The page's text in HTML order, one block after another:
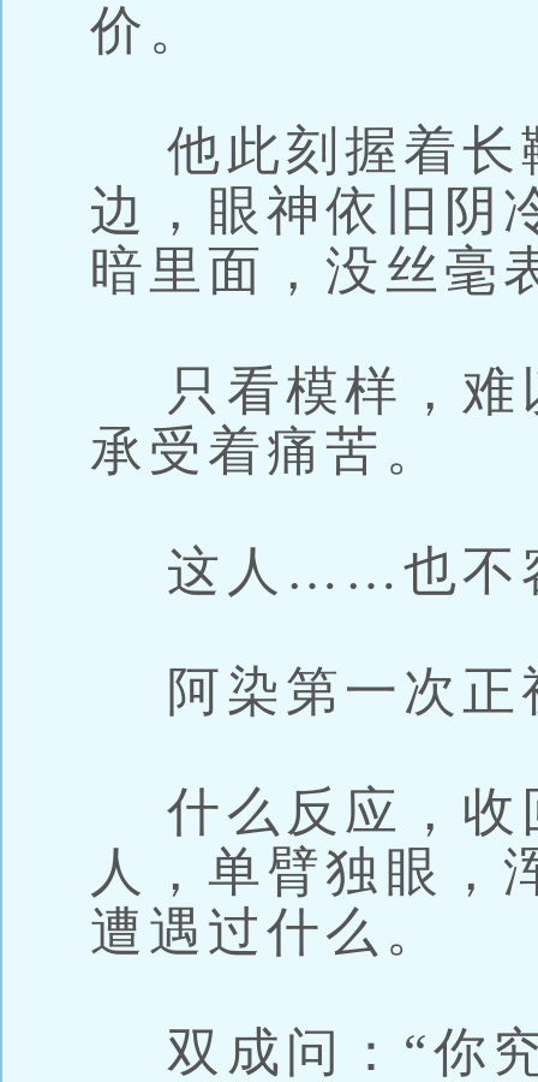
价。
他此刻握着长
边，眼神依旧阴
暗里面，没丝毫
只看模样，难
承受着痛苦。
这人……也不
阿染第一次正
什么反应，收
人，单臂独眼，
遭遇过什么。
双成问：“你